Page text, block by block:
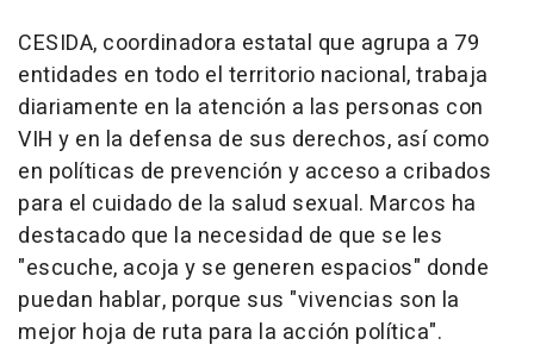
CESIDA, coordinadora estatal que agrupa a 79
entidades en todo el territorio nacional, trabaja
diariamente en la atención a las personas con
VIH y en la defensa de sus derechos, así como
en políticas de prevención y acceso a cribados
para el cuidado de la salud sexual. Marcos ha
destacado que la necesidad de que se les
"escuche, acoja y se generen espacios" donde
puedan hablar, porque sus "vivencias son la
mejor hoja de ruta para la acción política".